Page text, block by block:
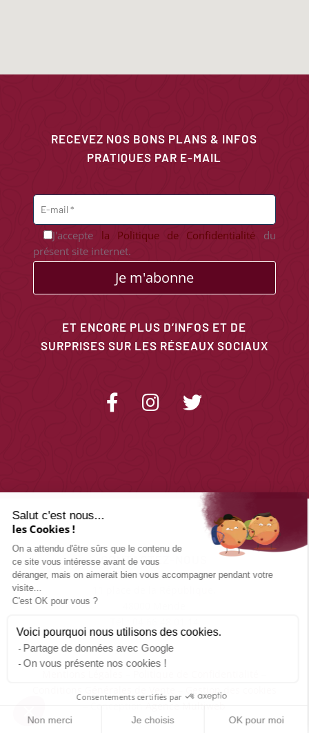
Salut c'est nous...
les Cookies !
On a attendu d'être sûrs que le contenu de
ce site vous intéresse avant de vous
déranger, mais on aimerait bien vous accompagner pendant votre
visite...
C'est OK pour vous ?
Voici pourquoi nous utilisons des cookies.
Partage de données avec Google
On vous présente nos cookies !
Consentements certifiés par
Non merci Je choisis OK pour moi
RECEVEZ NOS BONS PLANS & INFOS
PRATIQUES PAR E-MAIL
J'accepte la Politique de Confidentialité du
présent site internet.
Je m'abonne
ET ENCORE PLUS D’INFOS ET DE
SURPRISES SUR LES RÉSEAUX SOCIAUX
CONTACTEZ-NOUS
Gestion des cookies
Agence Multiweb